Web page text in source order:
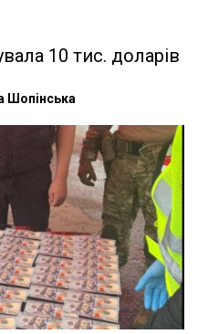
10 тис. доларів
Шопінська